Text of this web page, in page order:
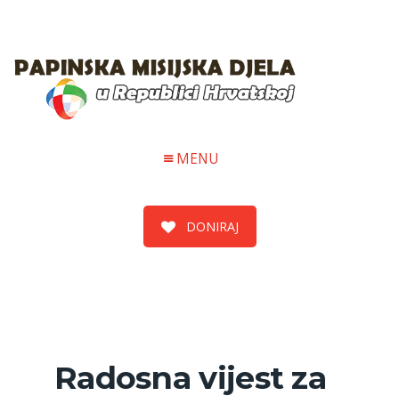
MENU
DONIRAJ
Radosna vijest za